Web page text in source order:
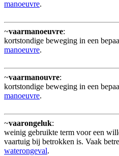
manoeuvre.
~vaarmanoeuvre:
kortstondige beweging in een
manoeuvre.
~vaarmanouvre:
kortstondige beweging in een
manoeuvre.
~vaarongeluk:
weinig gebruikte term voor een
vaartuig bij betrokken is. Vaak
waterongeval.